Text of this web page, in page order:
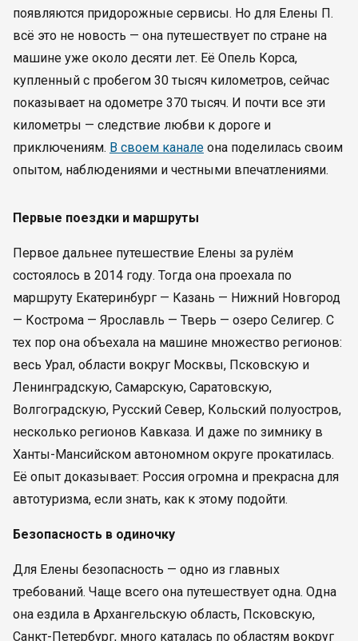
появляются придорожные сервисы. Но для Елены П.
всё это не новость — она путешествует по стране на
машине уже около десяти лет. Её Опель Корса,
купленный с пробегом 30 тысяч километров, сейчас
показывает на одометре 370 тысяч. И почти все эти
километры — следствие любви к дороге и
приключениям. В своем канале она поделилась своим
опытом, наблюдениями и честными впечатлениями.
Первые поездки и маршруты
Первое дальнее путешествие Елены за рулём
состоялось в 2014 году. Тогда она проехала по
маршруту Екатеринбург — Казань — Нижний Новгород
— Кострома — Ярославль — Тверь — озеро Селигер. С
тех пор она объехала на машине множество регионов:
весь Урал, области вокруг Москвы, Псковскую и
Ленинградскую, Самарскую, Саратовскую,
Волгоградскую, Русский Север, Кольский полуостров,
несколько регионов Кавказа. И даже по зимнику в
Ханты-Мансийском автономном округе прокатилась.
Её опыт доказывает: Россия огромна и прекрасна для
автотуризма, если знать, как к этому подойти.
Безопасность в одиночку
Для Елены безопасность — одно из главных
требований. Чаще всего она путешествует одна. Одна
она ездила в Архангельскую область, Псковскую,
Санкт-Петербург, много каталась по областям вокруг